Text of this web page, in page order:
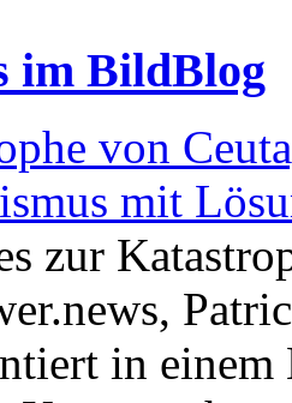
im BildBlog
von
mit
zur
in